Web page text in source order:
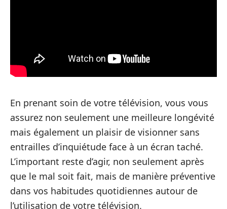
En prenant soin de votre télévision, vous vous
assurez non seulement une meilleure longévité
mais également un plaisir de visionner sans
entrailles d’inquiétude face à un écran taché.
L’important reste d’agir, non seulement après
que le mal soit fait, mais de manière préventive
dans vos habitudes quotidiennes autour de
l’utilisation de votre télévision.